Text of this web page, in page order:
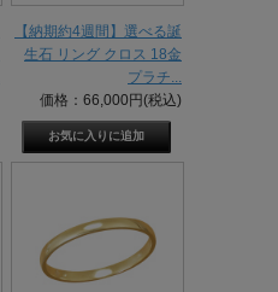
【納期約4週間】選べる誕
生石 リング クロス 18金
プラチ...
価格：66,000円(税込)